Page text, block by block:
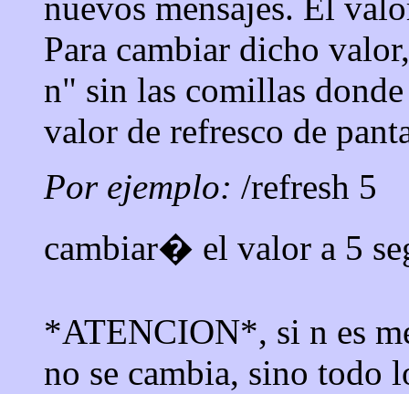
Para cambiar dicho
n" sin las comillas
valor de refresco de
Por ejemplo: /refresh 5
cambiar� el valor a 5
*ATENCION*, si n es
no se cambia, sino todo